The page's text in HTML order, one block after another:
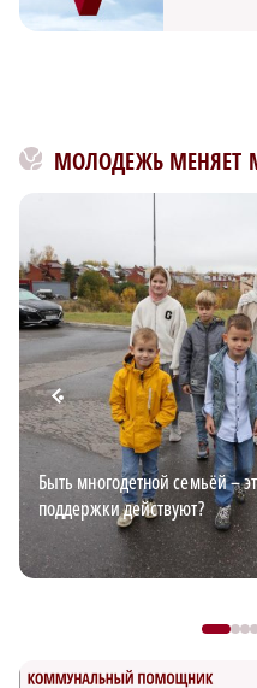
МОЛОДЕЖЬ МЕНЯЕТ
Быть многодетной семьёй –
поддержки действуют?